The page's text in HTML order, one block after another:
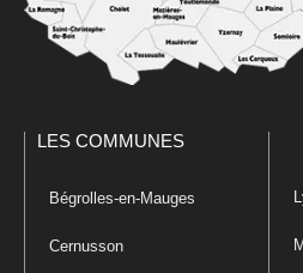
LES COMMUNES
Bégrolles-en-Mauges
Cernusson